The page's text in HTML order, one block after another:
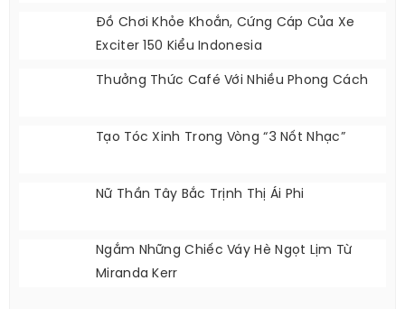
Đồ Chơi Khỏe Khoắn, Cứng Cáp Của Xe
Exciter 150 Kiểu Indonesia
Thưởng Thức Café Với Nhiều Phong Cách
Tạo Tóc Xinh Trong Vòng “3 Nốt Nhạc”
Nữ Thần Tây Bắc Trịnh Thị Ái Phi
Ngắm Những Chiếc Váy Hè Ngọt Lịm Từ
Miranda Kerr